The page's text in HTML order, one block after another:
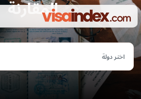
المقارنة
اختر دولة